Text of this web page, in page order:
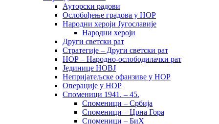
Ауторски радови
Ослобођење градова у НОР
Народни хероји Југославије
Народни хероји
Други светски рат
Стратегије – Други светски рат
НОР – Народно-ослободилачки рат
Јединице НОВЈ
Непријатељске офанзиве у НОР
Операције у НОР
Споменици 1941. – 45.
Споменици – Србија
Споменици – Црна Гора
Споменици – БиХ